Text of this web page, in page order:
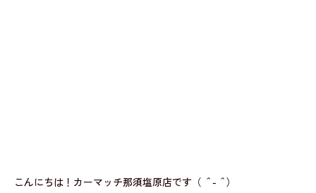
こんにちは！カーマッチ那須塩原店です（ ＾-＾）